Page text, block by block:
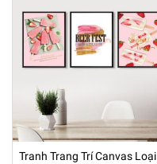
Tranh Trang Trí Canvas Loại